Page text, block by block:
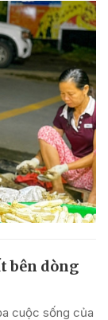
bên dòng
cuộc sống của